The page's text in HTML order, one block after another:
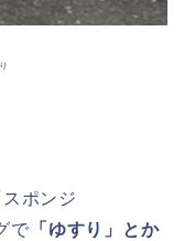
ポンジ
で 「ゆすり」とか